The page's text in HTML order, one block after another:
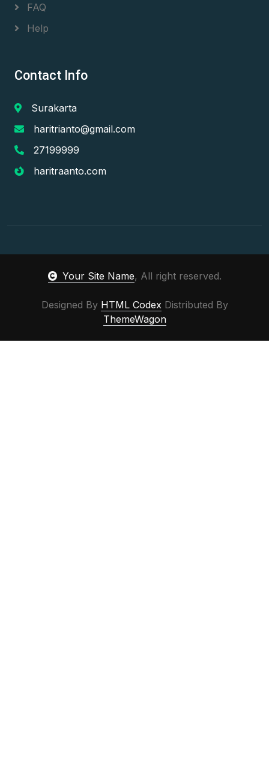
FAQ
Help
Contact Info
Surakarta
haritrianto@gmail.com
27199999
haritraanto.com
Your Site Name, All right reserved.
Designed By HTML Codex Distributed By
ThemeWagon